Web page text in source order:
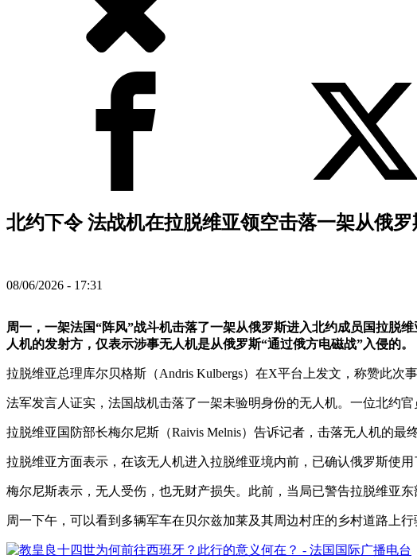
北约下令 法战机在拉脱维亚领空击落一架从俄
08/06/2026 - 17:31
周一，一架法国“阵风”战斗机击落了一架从俄罗斯进入北约成员国拉脱
人机的发射方，仅表示涉事无人机是从俄罗斯“通过俄方电磁战”入侵的。
拉脱维亚总理库尔贝格斯（Andris Kulbergs）在X平台上发文，称赞此次
法军发言人证实，法国战机击落了一架未验明身份的无人机。一位北约
拉脱维亚国防部长梅尔尼斯（Raivis Melnis）告诉记者，击落无人机的最
拉脱维亚方面表示，在该无人机进入拉脱维亚境内前，已确认俄罗斯使
梅尔尼斯表示，无人受伤，也无财产损失。此前，当局已警告拉脱维亚东
周一下午，可以看到多辆军车在贝尔兹加莱及其周边村庄的乡村道路上行